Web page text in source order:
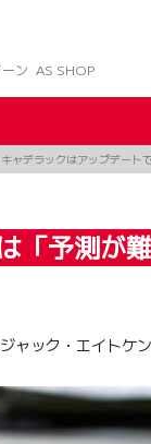
ン AS SHOP
ャデラックはアップデート
「予測が
ャック・エイト